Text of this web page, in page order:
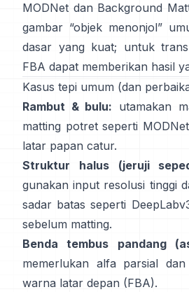
MODNet dan Background
gambar “objek menonjol”
dasar yang kuat; untuk
FBA dapat memberikan hasil
Kasus tepi umum (dan
Rambut & bulu: utamakan
matting potret seperti MODNet
latar papan catur.
Struktur halus (jeruji
gunakan input resolusi tinggi
sadar batas seperti
sebelum matting.
Benda tembus pandang
memerlukan alfa parsial dan
warna latar depan (FBA).